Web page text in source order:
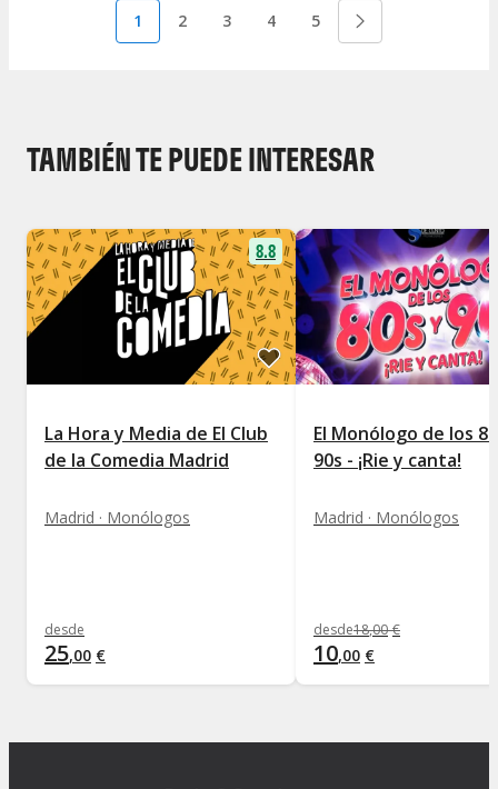
1 2 3 4 5
TAMBIÉN TE PUEDE INTERESAR
8.8
La Hora y Media de El Club
de la Comedia Madrid
Madrid · Monólogos
desde
25,00 €
El Monólogo de los
90s - ¡Rie y canta!
Madrid · Monólogos
desde18,00 €
10,00 €